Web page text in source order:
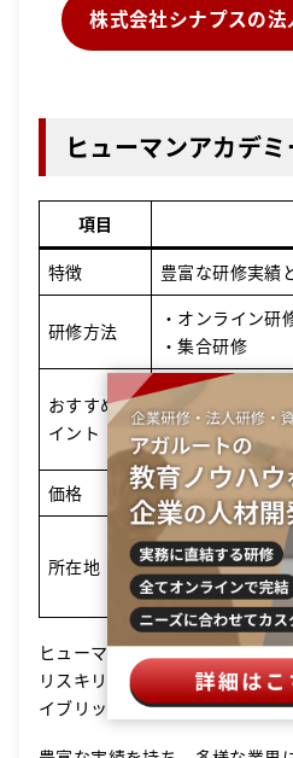
株式会社シナプスの
ヒューマンアカデ
項目
特徴
豊富な研修実績
研修方法
・オンライン研
・集合研修
おすすめポ
イント
・リスキリング
・オンラインと
イブリッド型研
価格
研修により異な
所在地
〒160-0023
東京都新宿区西
ル5F
ヒューマンアカデミーの法人研
リスキリング研修や、オンライ
イブリッド型研修が特徴です。